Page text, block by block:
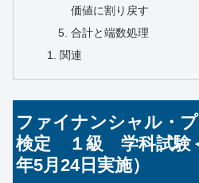
価値に割り戻す
合計と端数処理
関連
ファイナンシャル・
検定 １級 学科試験
年5月24日実施）